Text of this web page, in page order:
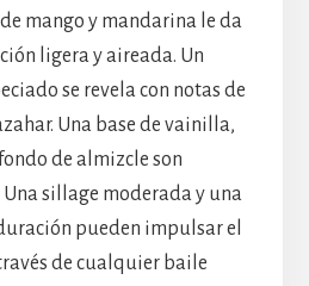
mango y mandarina le da
ligera y aireada. Un
se revela con notas de
Una base de vainilla,
de almizcle son
sillage moderada y una
pueden impulsar el
de cualquier baile